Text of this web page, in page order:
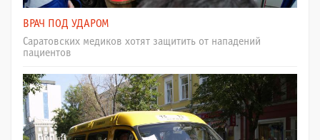
ВРАЧ ПОД УДАРОМ
Саратовских медиков хотят защитить от нападений
пациентов